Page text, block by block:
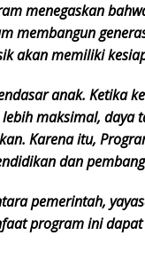
menegaskan
membangun
akan memiliki
anak. Ketika
maksimal, daya
Karena itu,
dan
pemerintah,
program ini